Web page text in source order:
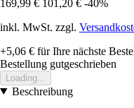
169,99 € 101,20 € -40%
inkl. MwSt. zzgl.
+5,06 € für Ihre nächste
Bestellung gutgeschrieben
Loading...
Beschreibung